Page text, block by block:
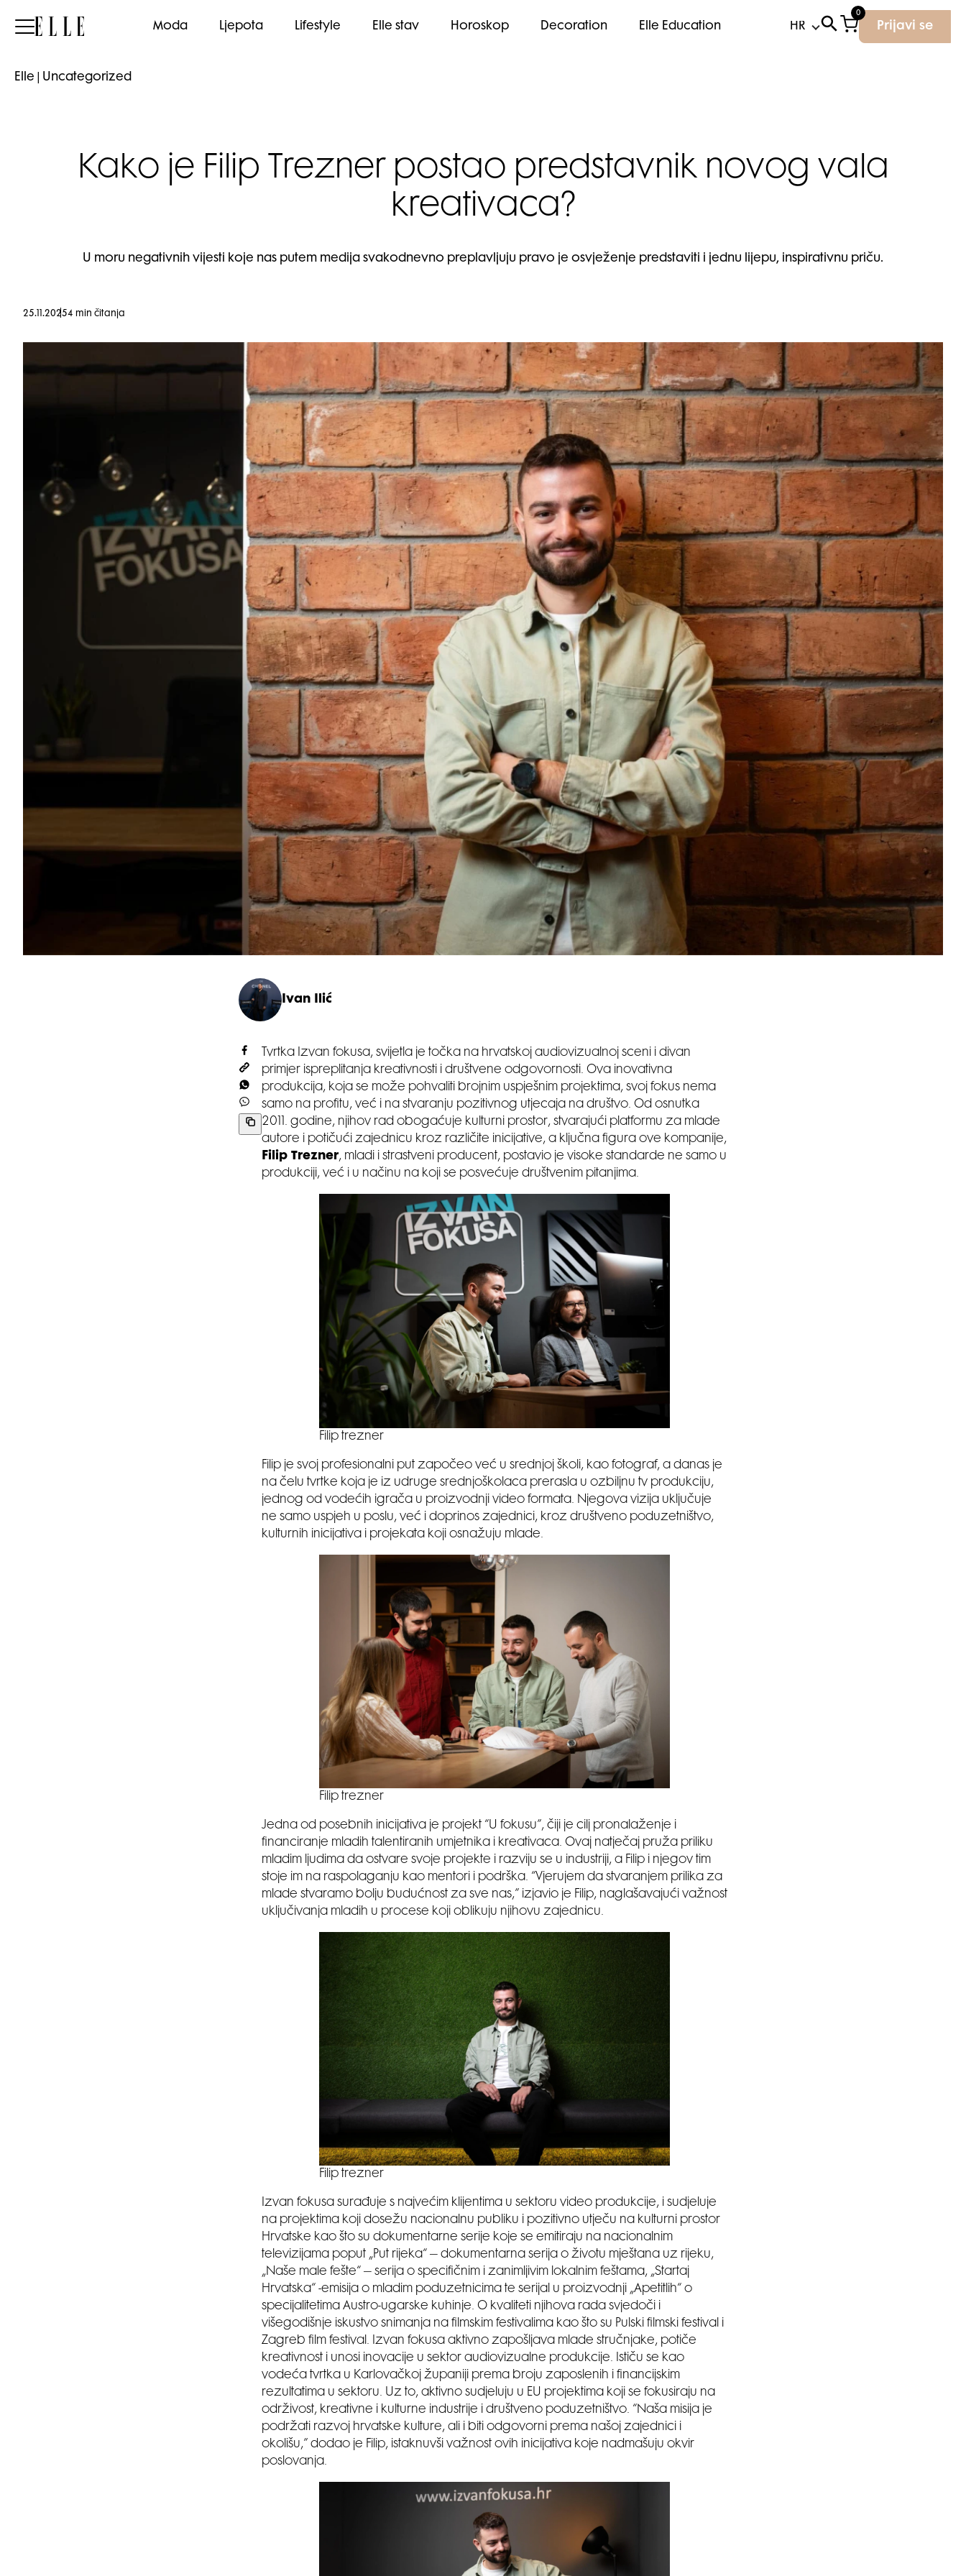
Elle Moda Ljepota Lifestyle Elle stav Horoskop Decoration Elle Education
0
Prijavi se
Elle Uncategorized
Kako je Filip Trezner postao predstavnik novog vala
kreativaca?
U moru negativnih vijesti koje nas putem medija svakodnevno preplavljuju pravo je osvježenje predstaviti i jednu lijepu, inspirativnu priču.
25.11.20254 min čitanja
Ivan Ilić
Tvrtka Izvan fokusa, svijetla je točka na hrvatskoj audiovizualnoj sceni i divan
primjer ispreplitanja kreativnosti i društvene odgovornosti. Ova inovativna
produkcija, koja se može pohvaliti brojnim uspješnim projektima, svoj fokus nema
samo na profitu, već i na stvaranju pozitivnog utjecaja na društvo. Od osnutka
2011. godine, njihov rad obogaćuje kulturni prostor, stvarajući platformu za mlade
autore i potičući zajednicu kroz različite inicijative, a ključna figura ove kompanije,
Filip Trezner, mladi i strastveni producent, postavio je visoke standarde ne samo u
produkciji, već i u načinu na koji se posvećuje društvenim pitanjima.
Filip trezner
Filip je svoj profesionalni put započeo već u srednjoj školi, kao fotograf, a danas je
na čelu tvrtke koja je iz udruge srednjoškolaca prerasla u ozbiljnu tv produkciju,
jednog od vodećih igrača u proizvodnji video formata. Njegova vizija uključuje
ne samo uspjeh u poslu, već i doprinos zajednici, kroz društveno poduzetništvo,
kulturnih inicijativa i projekata koji osnažuju mlade.
Filip trezner
Jedna od posebnih inicijativa je projekt “U fokusu”, čiji je cilj pronalaženje i
financiranje mladih talentiranih umjetnika i kreativaca. Ovaj natječaj pruža priliku
mladim ljudima da ostvare svoje projekte i razviju se u industriji, a Filip i njegov tim
stoje im na raspolaganju kao mentori i podrška. “Vjerujem da stvaranjem prilika za
mlade stvaramo bolju budućnost za sve nas,” izjavio je Filip, naglašavajući važnost
uključivanja mladih u procese koji oblikuju njihovu zajednicu.
Filip trezner
Izvan fokusa surađuje s najvećim klijentima u sektoru video produkcije, i sudjeluje
na projektima koji dosežu nacionalnu publiku i pozitivno utječu na kulturni prostor
Hrvatske kao što su dokumentarne serije koje se emitiraju na nacionalnim
televizijama poput „Put rijeka“ – dokumentarna serija o životu mještana uz rijeku,
„Naše male fešte“ – serija o specifičnim i zanimljivim lokalnim feštama, „Startaj
Hrvatska“ -emisija o mladim poduzetnicima te serijal u proizvodnji „Apetitlih“ o
specijalitetima Austro-ugarske kuhinje. O kvaliteti njihova rada svjedoči i
višegodišnje iskustvo snimanja na filmskim festivalima kao što su Pulski filmski festival i
Zagreb film festival. Izvan fokusa aktivno zapošljava mlade stručnjake, potiče
kreativnost i unosi inovacije u sektor audiovizualne produkcije. Ističu se kao
vodeća tvrtka u Karlovačkoj županiji prema broju zaposlenih i financijskim
rezultatima u sektoru. Uz to, aktivno sudjeluju u EU projektima koji se fokusiraju na
održivost, kreativne i kulturne industrije i društveno poduzetništvo. “Naša misija je
podržati razvoj hrvatske kulture, ali i biti odgovorni prema našoj zajednici i
okolišu,” dodao je Filip, istaknuvši važnost ovih inicijativa koje nadmašuju okvir
poslovanja.